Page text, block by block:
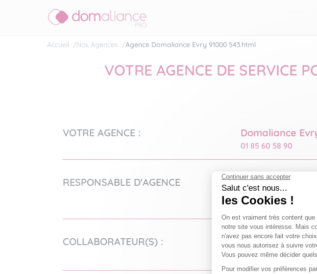
Accueil /Nos Agences /Agence Domaliance Evry 91000 543.html
VOTRE AGENCE DE SERVICE
VOTRE AGENCE : Domaliance
01 85 60 58 90
RESPONSABLE D'AGENCE Oriana
07 57 76 18 71
resp-
COLLABORATEUR(S) : Omeima HAJJAJI-
07 45 86 01 37
evry@domaliance.fr